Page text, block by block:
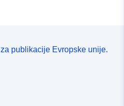
za publikacije Evropske unije.